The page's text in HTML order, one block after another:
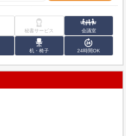
秘書サービス 会議室
机・椅子 24時間OK